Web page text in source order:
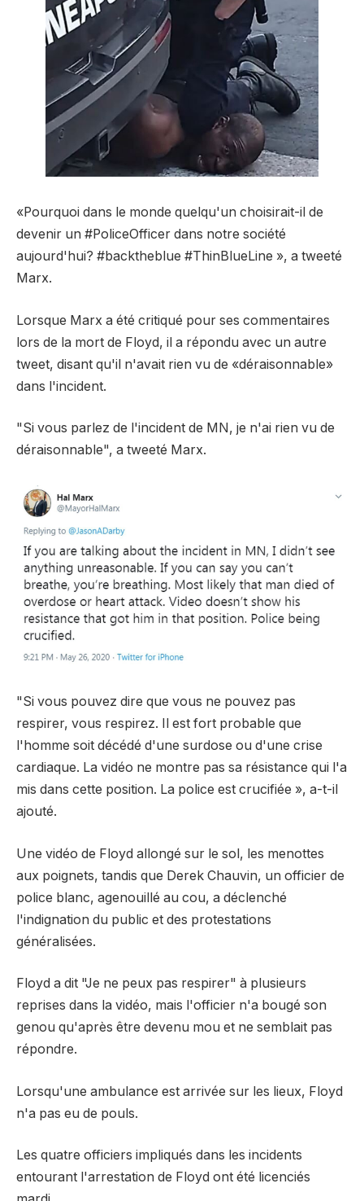
«Pourquoi dans le monde quelqu'un choisirait-il de
devenir un #PoliceOfficer dans notre société
aujourd'hui? #backtheblue #ThinBlueLine », a tweeté
Marx.
Lorsque Marx a été critiqué pour ses commentaires
lors de la mort de Floyd, il a répondu avec un autre
tweet, disant qu'il n'avait rien vu de «déraisonnable»
dans l'incident.
"Si vous parlez de l'incident de MN, je n'ai rien vu de
déraisonnable", a tweeté Marx.
"Si vous pouvez dire que vous ne pouvez pas
respirer, vous respirez. Il est fort probable que
l'homme soit décédé d'une surdose ou d'une crise
cardiaque. La vidéo ne montre pas sa résistance qui l'a
mis dans cette position. La police est crucifiée », a-t-il
ajouté.
Une vidéo de Floyd allongé sur le sol, les menottes
aux poignets, tandis que Derek Chauvin, un officier de
police blanc, agenouillé au cou, a déclenché
l'indignation du public et des protestations
généralisées.
Floyd a dit "Je ne peux pas respirer" à plusieurs
reprises dans la vidéo, mais l'officier n'a bougé son
genou qu'après être devenu mou et ne semblait pas
répondre.
Lorsqu'une ambulance est arrivée sur les lieux, Floyd
n'a pas eu de pouls.
Les quatre officiers impliqués dans les incidents
entourant l'arrestation de Floyd ont été licenciés